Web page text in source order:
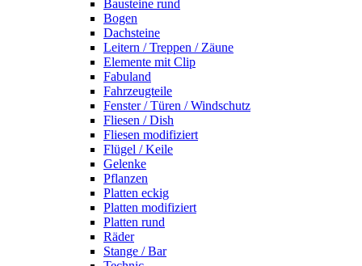
Bausteine rund
Bogen
Dachsteine
Leitern / Treppen / Zäune
Elemente mit Clip
Fabuland
Fahrzeugteile
Fenster / Türen / Windschutz
Fliesen / Dish
Fliesen modifiziert
Flügel / Keile
Gelenke
Pflanzen
Platten eckig
Platten modifiziert
Platten rund
Räder
Stange / Bar